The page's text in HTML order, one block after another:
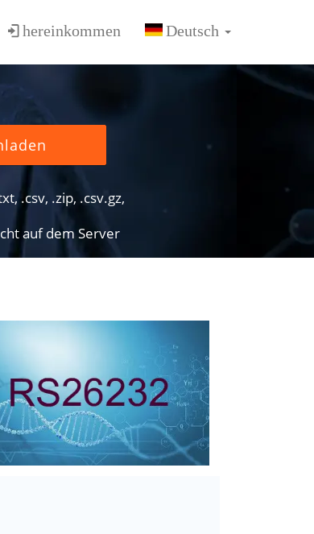
hereinkommen
.csv, .zip, .csv.gz,
auf dem Server